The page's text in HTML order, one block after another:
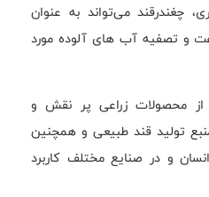
چغندرقند می‌تواند به عنوان
و تصفیه آب های آلوده مورد
از محصولات زراعی پر نقش و
تولید قند طبیعی و همچنین
و در صنایع مختلف کاربرد